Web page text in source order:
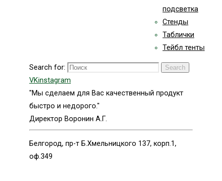
подсветка
Стенды
Таблички
Тейбл тенты
Search for: Search
VKinstagram
"Мы сделаем для Вас качественный продукт
быстро и недорого."
Директор Воронин А.Г.
Белгород, пр-т Б.Хмельницкого 137, корп.1,
оф.349